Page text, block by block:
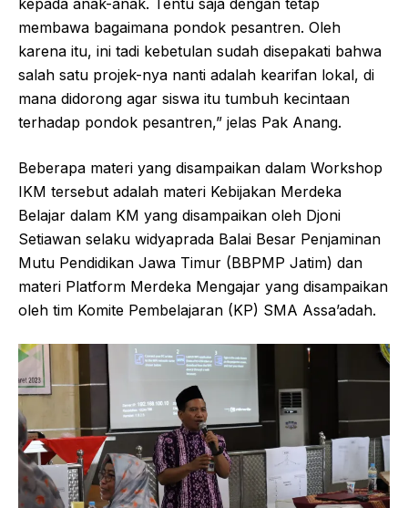
membawa bagaimana pondok pesantren. Oleh
karena itu, ini tadi kebetulan sudah disepakati bahwa
salah satu projek-nya nanti adalah kearifan lokal, di
mana didorong agar siswa itu tumbuh kecintaan
terhadap pondok pesantren,” jelas Pak Anang.
Beberapa materi yang disampaikan dalam Workshop
IKM tersebut adalah materi Kebijakan Merdeka
Belajar dalam KM yang disampaikan oleh Djoni
Setiawan selaku widyaprada Balai Besar Penjaminan
Mutu Pendidikan Jawa Timur (BBPMP Jatim) dan
materi Platform Merdeka Mengajar yang disampaikan
oleh tim Komite Pembelajaran (KP) SMA Assa’adah.